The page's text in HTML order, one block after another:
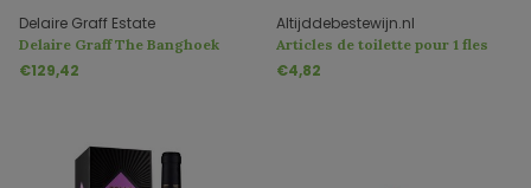
Delaire Graff Estate
Delaire Graff The Banghoek
dans un emballage cadeau
€129,42
Altijddebestewijn.nl
Articles de toilette pour 1 fles
€4,82